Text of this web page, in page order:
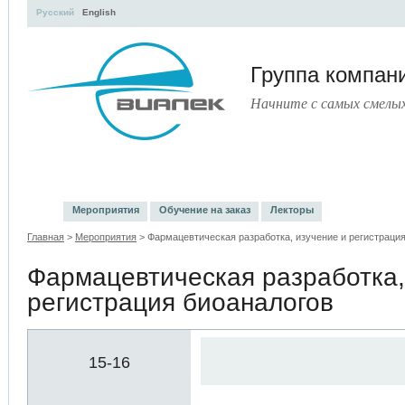
Группа
Начните с самых
Русский English
Мероприятия Обучение на заказ Лекторы
Главная > Мероприятия > Фармацевтическая разработка, изучение и
Фармацевтическая
регистрация биоаналогов
15-16